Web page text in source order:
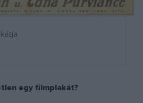
egy filmplakát?